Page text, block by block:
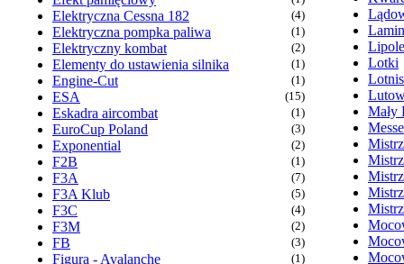
Elektryczna Cessna 182 (4)
Elektryczna pompka paliwa (1)
Elektryczny kombat (2)
Elementy do ustawienia silnika (1)
Engine-Cut (1)
ESA (15)
Eskadra aircombat (1)
EuroCup Poland (3)
Exponential (2)
F2B (1)
F3A (7)
F3A Klub (5)
F3C (4)
F3M (2)
FB (3)
Figura - Avalanche (1)
Lipole
Lotki
Mały